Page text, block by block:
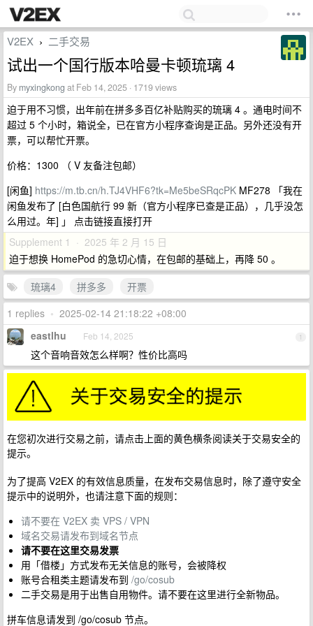
V2EX › 二手交易
试出一个国行版本哈曼卡顿琉璃 4
By myxingkong at Feb 14, 2025 · 1719 views
迫于用不习惯，出年前在拼多多百亿补贴购买的琉璃 4 。通电时间不
超过 5 个小时，箱说全，已在官方小程序查询是正品。另外还没有开
票，可以帮忙开票。
价格：1300 （ V 友备注包邮）
[闲鱼] https://m.tb.cn/h.TJ4VHF6?tk=Me5beSRqcPK MF278 「我在
闲鱼发布了 [白色国航行 99 新（官方小程序已查是正品），几乎没怎
么用过。年] 」 点击链接直接打开
Supplement 1 · 2025 年 2 月 15 日
迫于想换 HomePod 的急切心情，在包邮的基础上，再降 50 。
琉璃4
拼多多
开票
1 replies • 2025-02-14 21:18:22 +08:00
1
eastlhu Feb 14, 2025
这个音响音效怎么样啊？性价比高吗
在您初次进行交易之前，请点击上面的黄色横条阅读关于交易安全的
提示。
为了提高 V2EX 的有效信息质量，在发布交易信息时，除了遵守安全
提示中的说明外，也请注意下面的规则：
请不要在 V2EX 卖 VPS / VPN
域名交易请发布到域名节点
请不要在这里交易发票
用「借楼」方式发布无关信息的账号，会被降权
账号合租类主题请发布到 /go/cosub
二手交易是用于出售自用物件。请不要在这里进行全新物品。
拼车信息请发到 /go/cosub 节点。